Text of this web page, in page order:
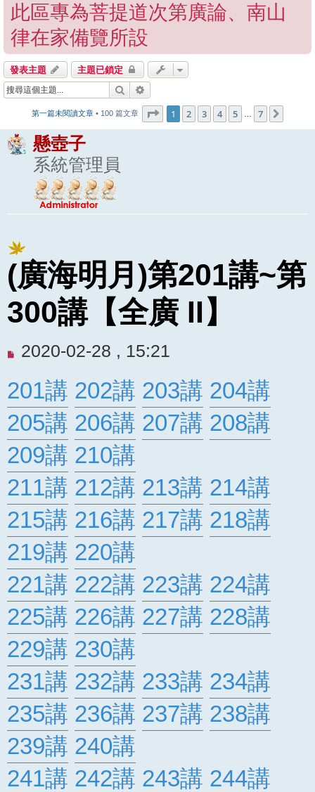
此區專為菩提道次第廣論、南山
律在家備覽所設
發表主題
主題已鎖定
搜尋
第一篇未閱讀文章 • 100 篇文章 1 頁 (共7 頁)
1 2 3 4 5 7
懸壺子
系統管理員
(廣海明月)第201講~第
300講【全廣 II】
未
讀
文
章
2020-02-28 , 15:21
201講 202講 203講 204講
205講 206講 207講 208講
209講 210講
211講 212講 213講 214講
215講 216講 217講 218講
219講 220講
221講 222講 223講 224講
225講 226講 227講 228講
229講 230講
231講 232講 233講 234講
235講 236講 237講 238講
239講 240講
241講 242講 243講 244講